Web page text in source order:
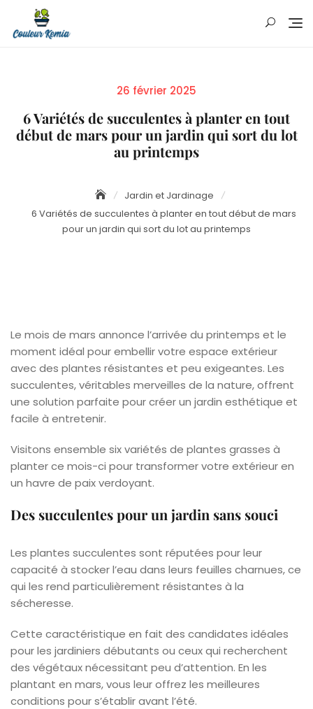
content
Posted
26 février 2025
6 Variétés de succulentes à planter en tout
début de mars pour un jardin qui sort du lot
au printemps
Jardin et Jardinage
6 Variétés de succulentes à planter en tout début de mars
pour un jardin qui sort du lot au printemps
Le mois de mars annonce l’arrivée du printemps et le
moment idéal pour embellir votre espace extérieur
avec des plantes résistantes et peu exigeantes. Les
succulentes, véritables merveilles de la nature, offrent
une solution parfaite pour créer un jardin esthétique et
facile à entretenir.
Visitons ensemble six variétés de plantes grasses à
planter ce mois-ci pour transformer votre extérieur en
un havre de paix verdoyant.
Des succulentes pour un jardin sans souci
Les plantes succulentes sont réputées pour leur
capacité à stocker l’eau dans leurs feuilles charnues, ce
qui les rend particulièrement résistantes à la
sécheresse.
Cette caractéristique en fait des candidates idéales
pour les jardiniers débutants ou ceux qui recherchent
des végétaux nécessitant peu d’attention. En les
plantant en mars, vous leur offrez les meilleures
conditions pour s’établir avant l’été.